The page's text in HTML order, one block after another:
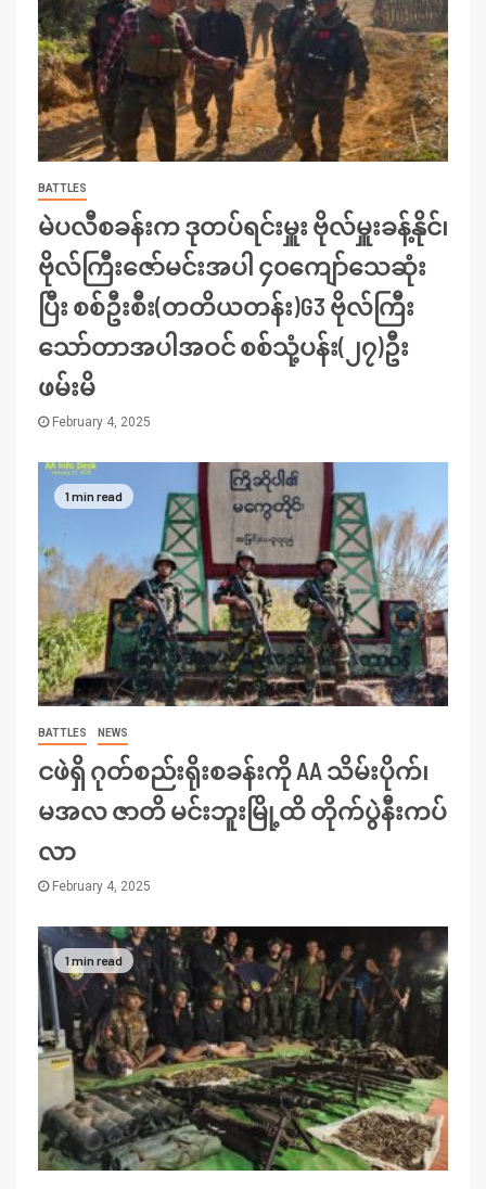
BATTLES
မဲပလီစခန်းက ဒုတပ်ရင်းမှူး ဗိုလ်မှူးခန့်နိုင်၊
ဗိုလ်ကြီးဇော်မင်းအပါ ၄၀ကျော်သေဆုံး
ပြီး စစ်ဦးစီး(တတိယတန်း)G3 ဗိုလ်ကြီး
သော်တာအပါအဝင် စစ်သုံ့ပန်း(၂၇)ဦး
ဖမ်းမိ
February 4, 2025
1 min read
BATTLES NEWS
ငဖဲရှိ ဂုတ်စည်းရိုးစခန်းကို AA သိမ်းပိုက်၊
မအလ ဇာတိ မင်းဘူးမြို့ထိ တိုက်ပွဲနီးကပ်
လာ
February 4, 2025
1 min read